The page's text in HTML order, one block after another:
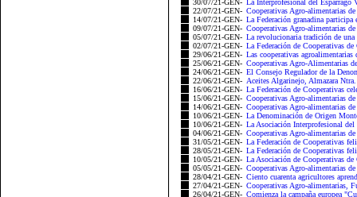
30/07/21-GEN- La Interprofesional del Espárrago
22/07/21-GEN- Cooperativas Agro-alimentarias
14/07/21-GEN- La Federación granadina
09/07/21-GEN- Cooperativas Agro-alimentarias
05/07/21-GEN- La revolucionaria tradición de una
02/07/21-GEN- La Federación de Cooperativas
29/06/21-GEN- Las cooperativas
25/06/21-GEN- Cooperativas Agro-Alimentarias
24/06/21-GEN- El Consejo Regulador de la
22/06/21-GEN- Aceites Algarinejo, Almazara
16/06/21-GEN- La Federación de Cooperativas
15/06/21-GEN- Cooperativas Agro-alimentarias
14/06/21-GEN- Cooperativas Agro-alimentarias
10/06/21-GEN- La Denominación de Origen
10/06/21-GEN- La Asociación Interprofesional del
04/06/21-GEN- Cooperativas Agro-alimentarias
31/05/21-GEN- La Federación de Cooperativas
28/05/21-GEN- La Federación de Cooperativas
10/05/21-GEN- La Asociación de Cooperativas
05/05/21-GEN- Cooperativas Agro-alimentarias
28/04/21-GEN- Ciento cuarenta agricultores
27/04/21-GEN- Cooperativas Agro-alimentarias,
26/04/21-GEN- Comienza la campaña europea